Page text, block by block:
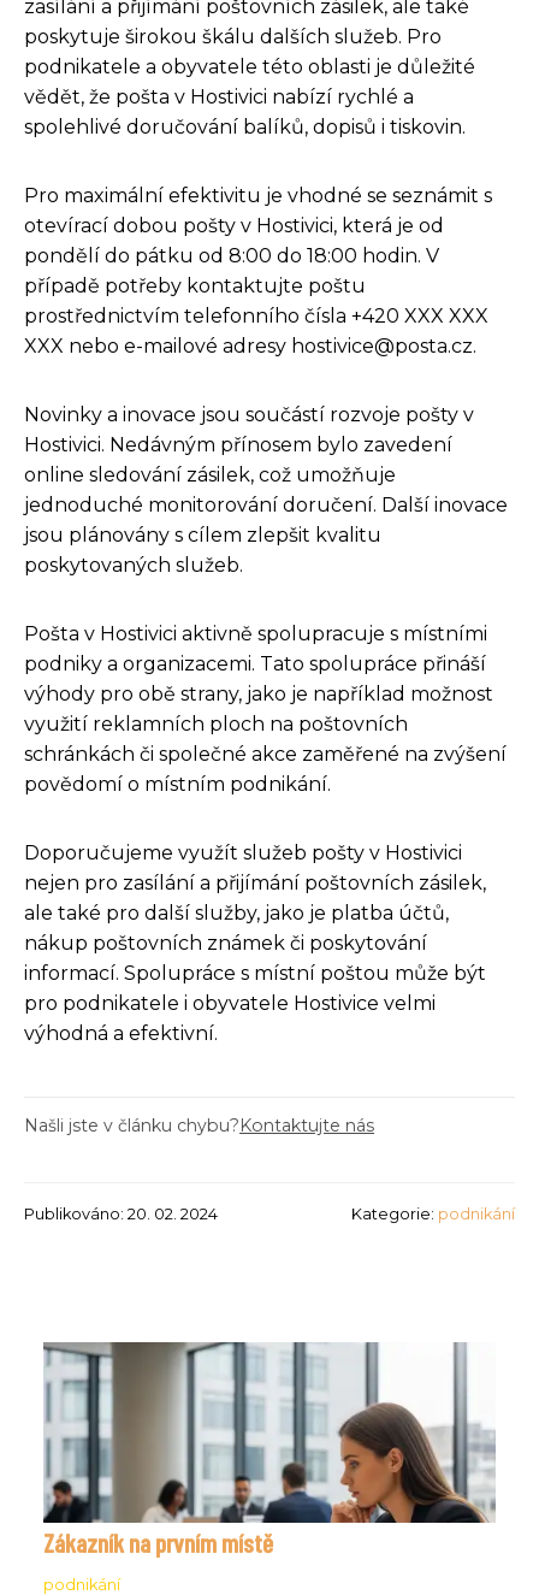
zasílání a přijímání poštovních zásilek, ale také
poskytuje širokou škálu dalších služeb. Pro
podnikatele a obyvatele této oblasti je důležité
vědět, že pošta v Hostivici nabízí rychlé a
spolehlivé doručování balíků, dopisů i tiskovin.
Pro maximální efektivitu je vhodné se seznámit s
otevírací dobou pošty v Hostivici, která je od
pondělí do pátku od 8:00 do 18:00 hodin. V
případě potřeby kontaktujte poštu
prostřednictvím telefonního čísla +420 XXX XXX
XXX nebo e-mailové adresy hostivice@posta.cz.
Novinky a inovace jsou součástí rozvoje pošty v
Hostivici. Nedávným přínosem bylo zavedení
online sledování zásilek, což umožňuje
jednoduché monitorování doručení. Další inovace
jsou plánovány s cílem zlepšit kvalitu
poskytovaných služeb.
Pošta v Hostivici aktivně spolupracuje s místními
podniky a organizacemi. Tato spolupráce přináší
výhody pro obě strany, jako je například možnost
využití reklamních ploch na poštovních
schránkách či společné akce zaměřené na zvýšení
povědomí o místním podnikání.
Doporučujeme využít služeb pošty v Hostivici
nejen pro zasílání a přijímání poštovních zásilek,
ale také pro další služby, jako je platba účtů,
nákup poštovních známek či poskytování
informací. Spolupráce s místní poštou může být
pro podnikatele i obyvatele Hostivice velmi
výhodná a efektivní.
Našli jste v článku chybu?Kontaktujte nás
Publikováno: 20. 02. 2024 Kategorie: podnikání
Zákazník na prvním místě
podnikání